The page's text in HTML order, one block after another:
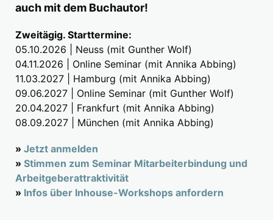
auch mit dem Buchautor!
Zweitägig. Starttermine:
05.10.2026 | Neuss (mit Gunther Wolf)
04.11.2026 | Online Seminar (mit Annika Abbing)
11.03.2027 | Hamburg (mit Annika Abbing)
09.06.2027 | Online Seminar (mit Gunther Wolf)
20.04.2027 | Frankfurt (mit Annika Abbing)
08.09.2027 | München (mit Annika Abbing)
» Jetzt anmelden
» Stimmen zum Seminar Mitarbeiterbindung und
Arbeitgeberattraktivität
» Infos über Inhouse-Workshops anfordern